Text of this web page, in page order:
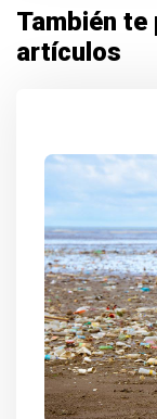
También
artículos